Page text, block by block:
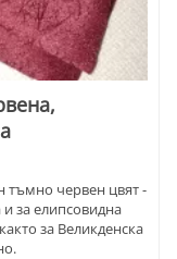
тъмно червен цвят -
за елипсовидна
за Великденска